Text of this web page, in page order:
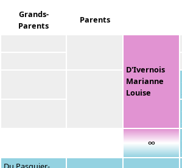
Grands-
Parents
Parents
D'Ivernois
Marianne
Louise
∞